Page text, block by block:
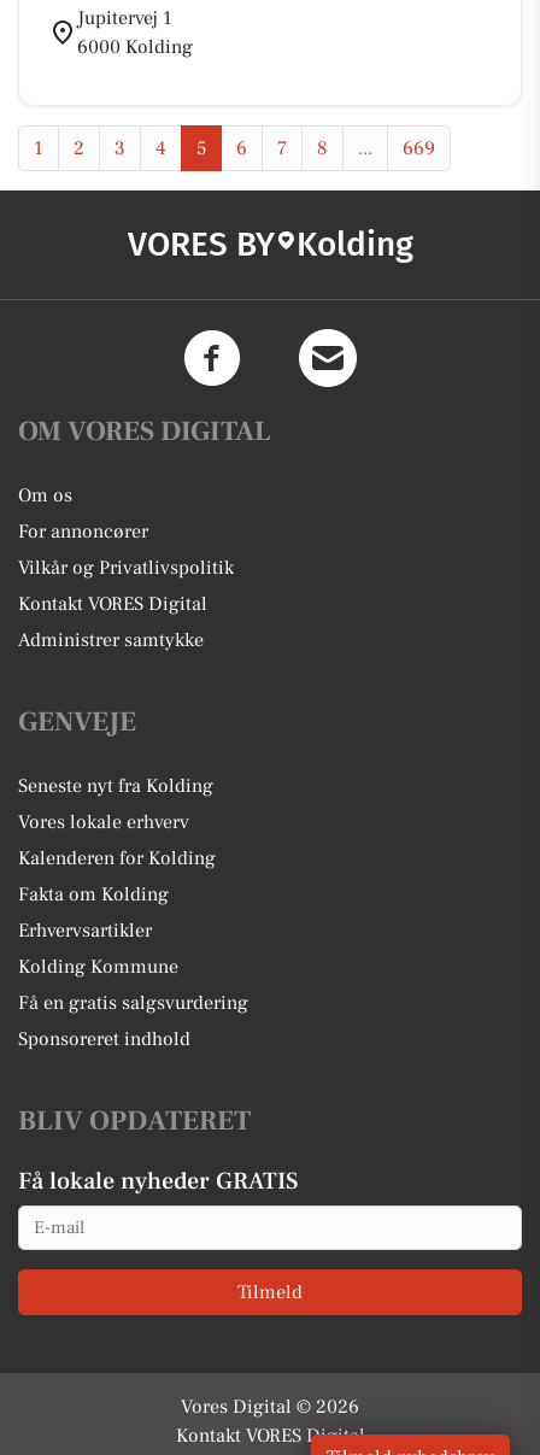
Jupitervej 1
6000 Kolding
1 2 3 4 5 6 7 8 ... 669
VORES BY Kolding
OM VORES DIGITAL
Om os
For annoncører
Vilkår og Privatlivspolitik
Kontakt VORES Digital
Administrer samtykke
GENVEJE
Seneste nyt fra Kolding
Vores lokale erhverv
Kalenderen for Kolding
Fakta om Kolding
Erhvervsartikler
Kolding Kommune
Få en gratis salgsvurdering
Sponsoreret indhold
BLIV OPDATERET
Få lokale nyheder GRATIS
Email
Tilmeld
Vores Digital © 2026
Kontakt VORES Digital